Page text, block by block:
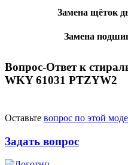
Замена щёток
Замена
Вопрос-Ответ к
WKY 61031 PTZYW2
Оставьте вопрос по этой
Задать вопрос